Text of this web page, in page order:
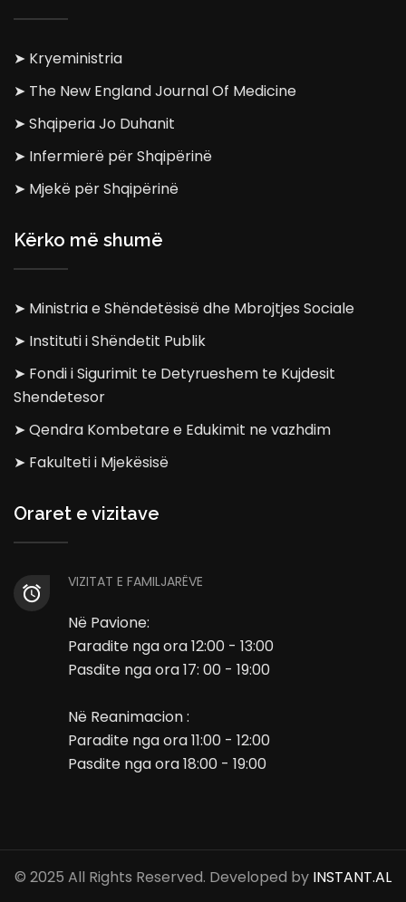
➤ Kryeministria
➤ The New England Journal Of Medicine
➤ Shqiperia Jo Duhanit
➤ Infermierë për Shqipërinë
➤ Mjekë për Shqipërinë
Kërko më shumë
➤ Ministria e Shëndetësisë dhe Mbrojtjes Sociale
➤ Instituti i Shëndetit Publik
➤ Fondi i Sigurimit te Detyrueshem te Kujdesit
Shendetesor
➤ Qendra Kombetare e Edukimit ne vazhdim
➤ Fakulteti i Mjekësisë
Oraret e vizitave
VIZITAT E FAMILJARËVE
Në Pavione:
Paradite nga ora 12:00 - 13:00
Pasdite nga ora 17: 00 - 19:00
Në Reanimacion :
Paradite nga ora 11:00 - 12:00
Pasdite nga ora 18:00 - 19:00
© 2025 All Rights Reserved. Developed by INSTANT.AL